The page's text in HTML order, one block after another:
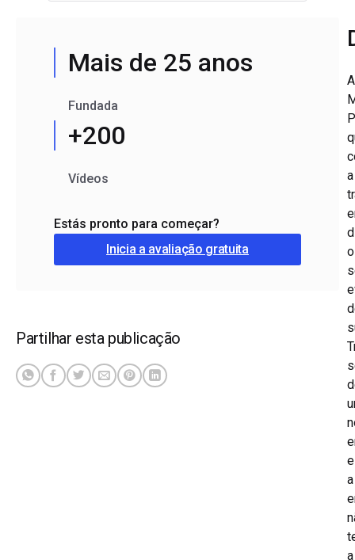
Mais de 25 anos
Fundada
+200
Vídeos
Estás pronto para começar?
Inicia a avaliação gratuita
Partilhar esta publicação
A
a
e
a
a